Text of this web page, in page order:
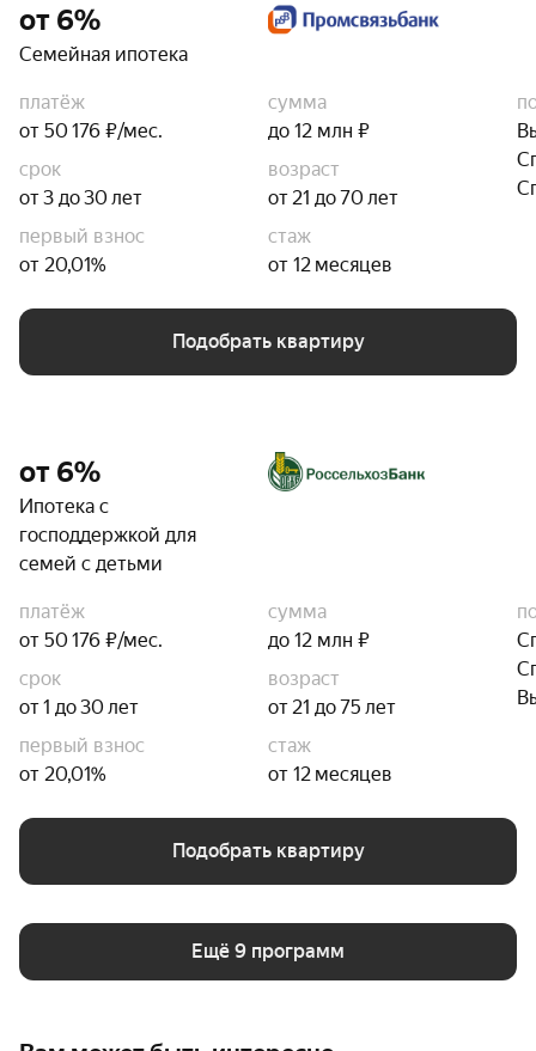
от 6%
Семейная ипотека
платёж
от 50 176 ₽/мес.
сумма
до 12 млн ₽
срок
от 3 до 30 лет
возраст
от 21 до 70 лет
первый взнос
от 20,01%
стаж
от 12 месяцев
Подобрать квартиру
от 6%
Ипотека с
господдержкой для
семей с детьми
платёж
от 50 176 ₽/мес.
сумма
до 12 млн ₽
срок
от 1 до 30 лет
возраст
от 21 до 75 лет
первый взнос
от 20,01%
стаж
от 12 месяцев
Подобрать квартиру
Ещё 9 программ